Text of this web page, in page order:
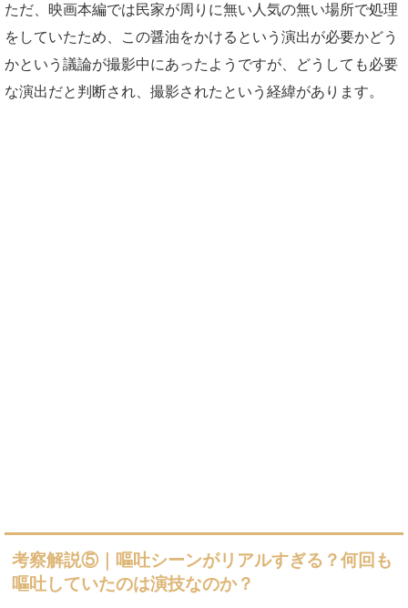
ただ、映画本編では民家が周りに無い人気の無い場所で処理
をしていたため、この醤油をかけるという演出が必要かどう
かという議論が撮影中にあったようですが、どうしても必要
な演出だと判断され、撮影されたという経緯があります。
考察解説⑤｜嘔吐シーンがリアルすぎる？何回も
嘔吐していたのは演技なのか？